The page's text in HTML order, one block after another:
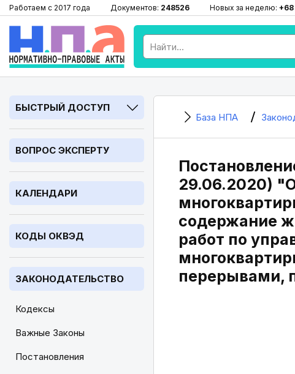
Работаем с 2017 года Документов: 248526 Новых за неделю: +68
БЫСТРЫЙ ДОСТУП
ВОПРОС ЭКСПЕРТУ
КАЛЕНДАРИ
КОДЫ ОКВЭД
ЗАКОНОДАТЕЛЬСТВО
Кодексы
Важные Законы
Постановления
База НПА
29.06.2020)
содержание
работ по
перерывами,